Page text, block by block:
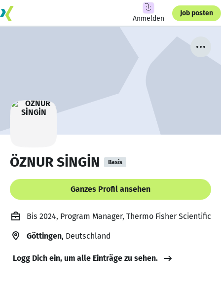
Anmelden
Job posten
ÖZNUR SİNGİN Basis
Ganzes Profil ansehen
Bis 2024, Program Manager, Thermo Fisher Scientific
Göttingen, Deutschland
Logg Dich ein, um alle Einträge zu sehen.